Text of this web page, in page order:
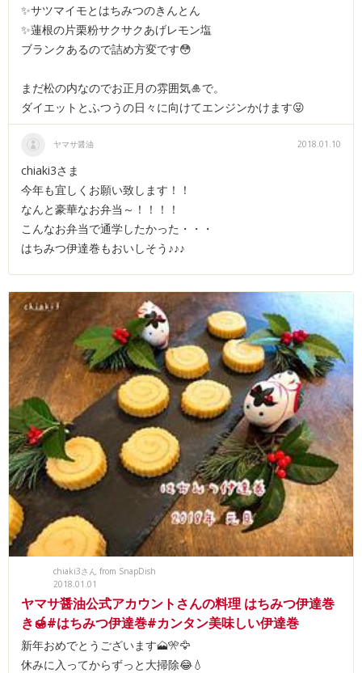
✨サツマイモとはちみつのきんとん
✨蓮根の片栗粉サクサクあげレモン塩
ブランクあるので詰め方変です😳
まだ松の内なのでお正月の雰囲気🎍で。
ダイエットとふつうの日々に向けてエンジンかけます😜
ヤマサ醤油 2018.01.10
chiaki3さま
今年も宜しくお願い致します！！
なんと豪華なお弁当～！！！！
こんなお弁当で通学したかった・・・
はちみつ伊達巻もおいしそう♪♪♪
chiaki3さん from SnapDish
2018.01.01
ヤマサ醤油公式アカウントさんの料理 はちみつ伊達巻
き🍯#はちみつ伊達巻#カンタン美味しい伊達巻
新年おめでとうございます🗻🎌🦅
休みに入ってからずっと大掃除😂💧